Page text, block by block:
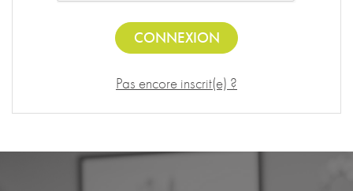
CONNEXION
Pas encore inscrit(e) ?